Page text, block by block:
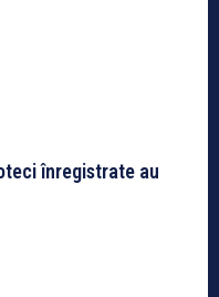
înregistrate au